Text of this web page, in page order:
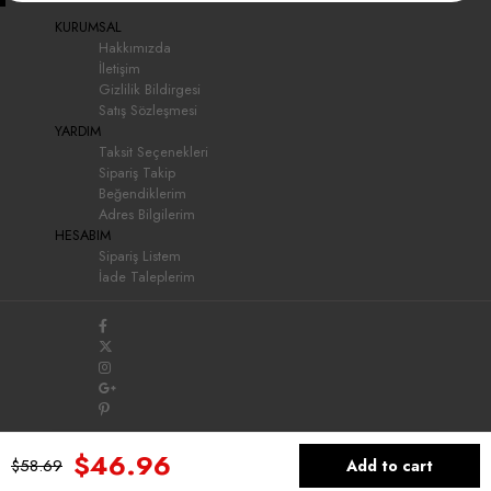
$58.69 $46.96
KURUMSAL
Hakkımızda
İletişim
Gizlilik Bildirgesi
Satış Sözleşmesi
YARDIM
Taksit Seçenekleri
Sipariş Takip
Beğendiklerim
Adres Bilgilerim
HESABIM
Sipariş Listem
İade Taleplerim
My Cart Member Log In